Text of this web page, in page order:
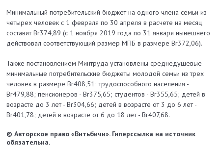
Минимальный потребительский бюджет на одного члена семьи из
четырех человек с 1 февраля по 30 апреля в расчете на месяц
составит Br374,89 (с 1 ноября 2019 года по 31 января нынешнего
действовал соответствующий размер МПБ в размере Br372,06).
Также постановлением Минтруда установлены среднедушевые
минимальные потребительские бюджеты молодой семьи из трех
человек в размере Br408,51; трудоспособного населения -
Br479,88; пенсионеров - Br375,65; студентов - Br355,65; детей в
возрасте до 3 лет - Br304,66; детей в возрасте от 3 до 6 лет -
Br401,78; детей в возрасте от 6 до 18 лет - Br407,68.
© Авторское право «Витьбичи». Гиперссылка на источник
обязательна.